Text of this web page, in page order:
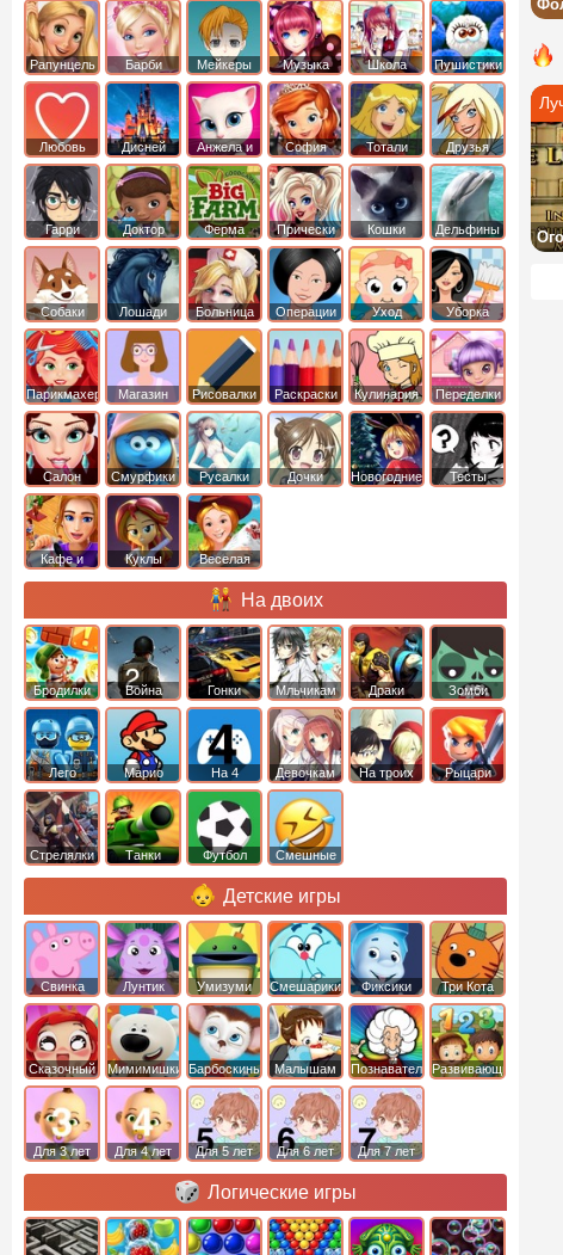
Рапунцель Барби Мейкеры Музыка Школа Пушистики
Любовь Дисней
Анжела и
том
София
Прекрасная
Тотали
Спайс
Друзья
ангелов
Гарри
Поттер
Доктор
Плюшева
Ферма Прически Кошки Дельфины
Собаки Лошади Больница Операции Уход Уборка
Парикмахер Магазин Рисовалки Раскраски Кулинария Переделки
Салон Смурфики Русалки Дочки Новогодние Тесты
Кафе и
Куклы
Веселая
На двоих
Бродилки Война Гонки Мльчикам Драки Зомби
Лего Марио На 4 Девочкам На троих Рыцари
Стрелялки Танки Футбол Смешные
Детские игры
Свинка
Пеппа
Лунтик Умизуми Смешарики Фиксики Три Кота
Сказочный
патруль
Мимимишки Барбоскины Малышам ПознавательныеРазвивающие
Для 3 лет Для 4 лет Для 5 лет Для 6 лет Для 7 лет
Логические игры